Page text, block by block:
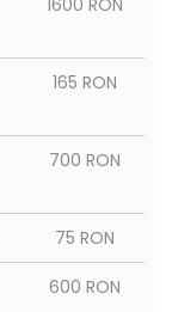
165 RON
700 RON
75 RON
600 RON